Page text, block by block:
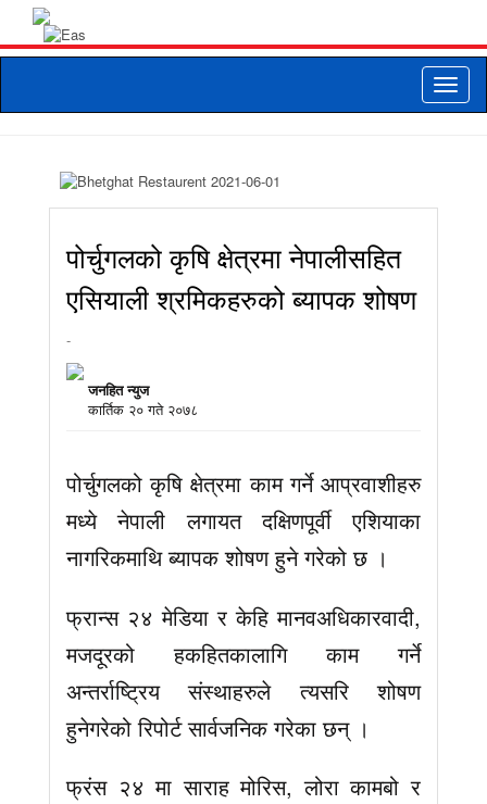
Toggle
पोर्चुगलको कृषि क्षेत्रमा नेपालीसहित
एसियाली श्रमिकहरुको ब्यापक शोषण
-
जनहित न्युज
कार्तिक २० गते २०७८
पोर्चुगलको कृषि क्षेत्रमा काम गर्ने आप्रवाशीहरु
मध्ये नेपाली लगायत दक्षिणपूर्वी एशियाका
नागरिकमाथि ब्यापक शोषण हुने गरेको छ ।
फ्रान्स २४ मेडिया र केहि मानवअधिकारवादी,
मजदूरको हकहितकालागि काम गर्ने
अन्तर्राष्ट्रिय संस्थाहरुले त्यसरि शोषण
हुनेगरेको रिपोर्ट सार्वजनिक गरेका छन् ।
फ्रंस २४ मा साराह मोरिस, लोरा कामबो र